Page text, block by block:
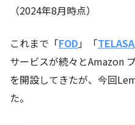
（2024年8月時点）
これまで「FOD」「TELASA
サービスが続々とAmazon
を開設してきたが、今回
た。